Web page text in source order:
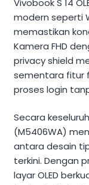
modern seperti
memastikan
Kamera FHD
privacy shield
sementara fitur
proses login
Secara
(M5406WA)
antara desain
terkini. Dengan
layar OLED